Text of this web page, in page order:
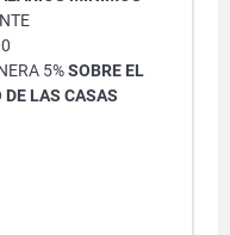
5%SOBRE EL
DE LAS CASAS